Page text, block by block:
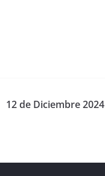
12 de Diciembre 2024